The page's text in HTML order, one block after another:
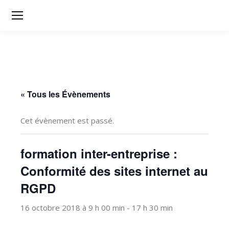
« Tous les Évènements
Cet évènement est passé.
formation inter-entreprise :
Conformité des sites internet au
RGPD
16 octobre 2018 à 9 h 00 min - 17 h 30 min